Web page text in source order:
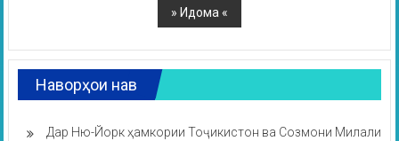
Наворҳои нав
Дар Ню-Йорк ҳамкории Тоҷикистон ва Созмони Милали